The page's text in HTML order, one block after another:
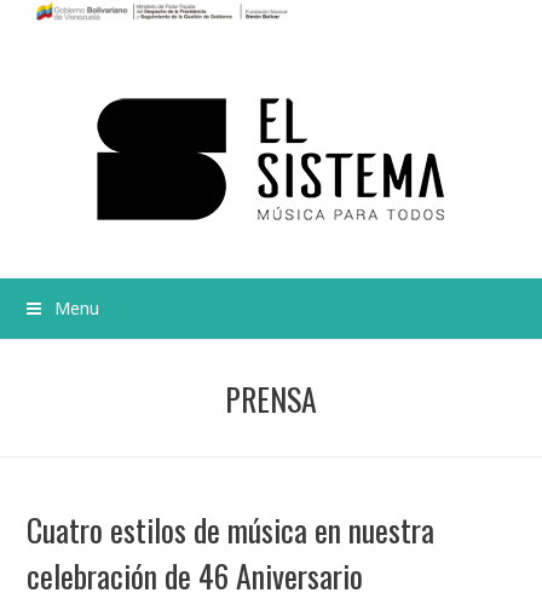
Menu
PRENSA
Cuatro estilos de música en nuestra
celebración de 46 Aniversario